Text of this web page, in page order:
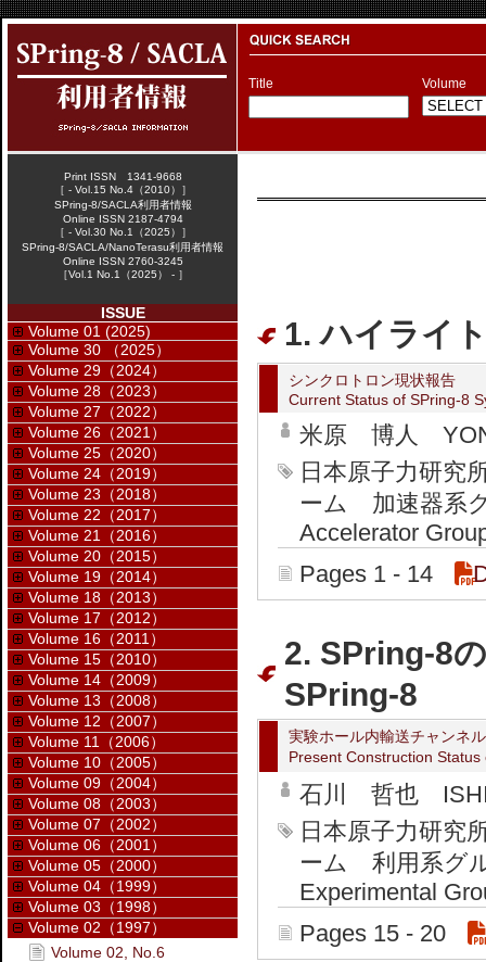
Title Volume
1. ハイライ
シンクロトロン現状報告
Current Status of SPring-8
米原 博人
日本原子力研究
ーム 加速器系
Accelerator
Pages 1 - 14
2. SPring-8
SPring-8
実験ホール内輸送チャンネ
Present Construction
石川 哲也
日本原子力研究
ーム 利用系グ
Experimental
Pages 15 - 20
Print ISSN 1341-9668
［ - Vol.15 No.4（2010）］
SPring-8/SACLA利用者情報
Online ISSN 2187-4794
［ - Vol.30 No.1（2025）］
SPring-8/SACLA/NanoTerasu利用者情報
Online ISSN 2760-3245
［Vol.1 No.1（2025） - ］
ISSUE
Volume 01 (2025)
Volume 30 （2025）
Volume 29（2024）
Volume 28（2023）
Volume 27（2022）
Volume 26（2021）
Volume 25（2020）
Volume 24（2019）
Volume 23（2018）
Volume 22（2017）
Volume 21（2016）
Volume 20（2015）
Volume 19（2014）
Volume 18（2013）
Volume 17（2012）
Volume 16（2011）
Volume 15（2010）
Volume 14（2009）
Volume 13（2008）
Volume 12（2007）
Volume 11（2006）
Volume 10（2005）
Volume 09（2004）
Volume 08（2003）
Volume 07（2002）
Volume 06（2001）
Volume 05（2000）
Volume 04（1999）
Volume 03（1998）
Volume 02（1997）
Volume 02, No.6